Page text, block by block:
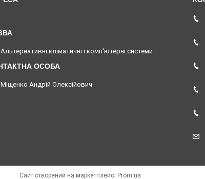
Альтернативні кліматичні і комп'ютерні системи
Міщенко Андрій Олексійович
Сайт створений на маркетплейсі Prom.ua